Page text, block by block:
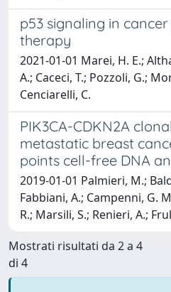
p53 signaling in
therapy
2021-01-01 Marei, H. E.;
A.; Caceci, T.; Pozzoli, G.;
Cenciarelli, C.
PIK3CA-CDKN2A
metastatic breast
points cell-free DNA
2019-01-01 Palmieri, M.;
Fabbiani, A.; Campenni, G.
R.; Marsili, S.; Renieri, A.;
Mostrati risultati da 2 a 4
di 4